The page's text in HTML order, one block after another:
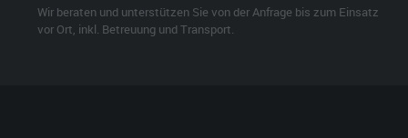
Wir beraten und unterstützen Sie von der Anfrage bis zum Einsatz
vor Ort, inkl. Betreuung und Transport.